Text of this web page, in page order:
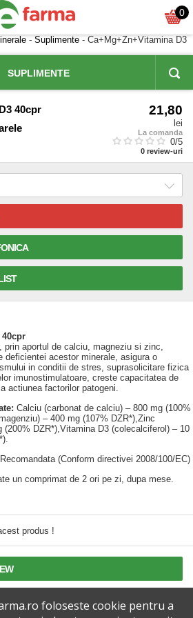
0
- Suplimente - Ca+Mg+Zn+Vitamina D3
SUPLIMENTE
40cpr
21,80
lei
La comanda
0/5
0 review-uri
40cpr
prin aportul de calciu, magneziu si zinc,
deficientei acestor minerale, asigura o
in conditii de stres, suprasolicitare fizica
imunostimulatoare, creste capacitatea de
actiunea factorilor patogeni.
Calciu (carbonat de calciu) – 800 mg (100%
– 400 mg (107% DZR*),Zinc
(200% DZR*),Vitamina D3 (colecalciferol) – 10
(Conform directivei 2008/100/EC)
un comprimat de 2 ori pe zi, dupa mese.
produs !
foloseste cookie pentru a